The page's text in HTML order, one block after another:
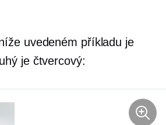
uvedeném příkladu je
je čtvercový: